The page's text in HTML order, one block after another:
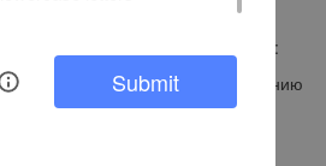
включает следующие этапы:
обращается в лизинговую компанию
оценивает его финансовое